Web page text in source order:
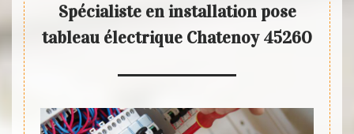
Spécialiste en installation pose
tableau électrique Chatenoy 45260